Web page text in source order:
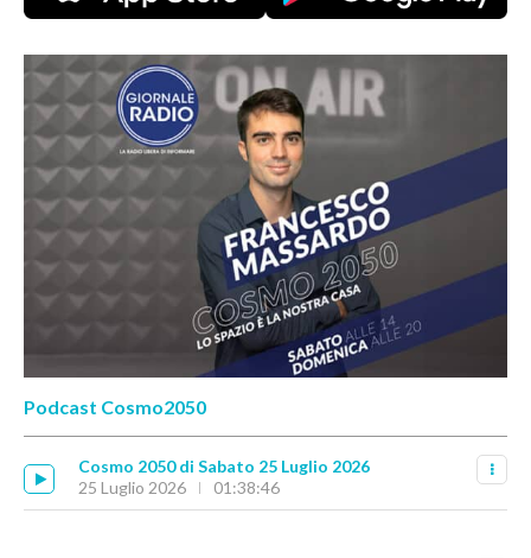
Podcast Cosmo2050
Cosmo 2050 di Sabato 25 Luglio 2026
25 Luglio 2026
01:38:46